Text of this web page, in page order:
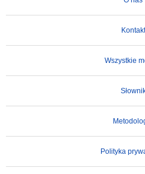
Kontakt
Wszystkie
Polityka